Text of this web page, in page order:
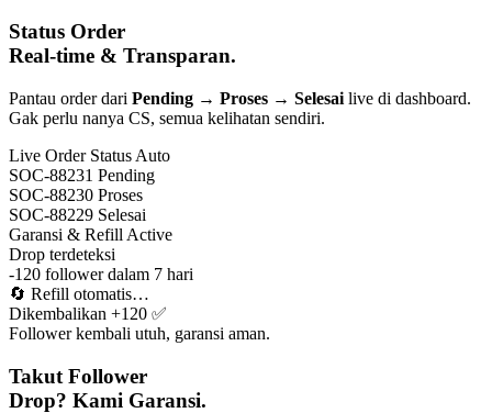
Status Order
Real-time & Transparan.
Pantau order dari Pending → Proses → Selesai live di dashboard.
Gak perlu nanya CS, semua kelihatan sendiri.
Live Order Status Auto
SOC-88231 Pending
SOC-88230 Proses
SOC-88229 Selesai
Garansi & Refill Active
Drop terdeteksi
-120 follower dalam 7 hari
🔄 Refill otomatis…
Dikembalikan +120 ✅
Follower kembali utuh, garansi aman.
Takut Follower
Drop? Kami Garansi.